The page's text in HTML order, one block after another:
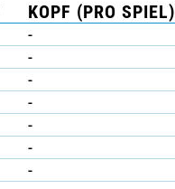
KOPF (PRO SPIEL)
-
-
-
-
-
-
-